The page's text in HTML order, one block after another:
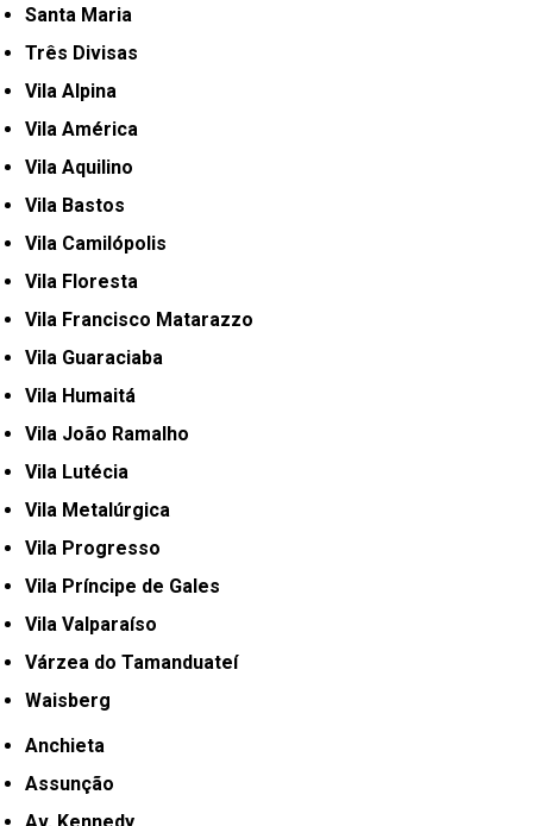
Santa Maria
Três Divisas
Vila Alpina
Vila América
Vila Aquilino
Vila Bastos
Vila Camilópolis
Vila Floresta
Vila Francisco Matarazzo
Vila Guaraciaba
Vila Humaitá
Vila João Ramalho
Vila Lutécia
Vila Metalúrgica
Vila Progresso
Vila Príncipe de Gales
Vila Valparaíso
Várzea do Tamanduateí
Waisberg
Anchieta
Assunção